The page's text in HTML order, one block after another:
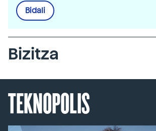
Bidali
Bizitza
TEKNOPOLIS